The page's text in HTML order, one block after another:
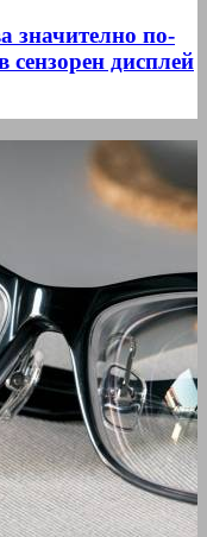
значително по-
дисплей